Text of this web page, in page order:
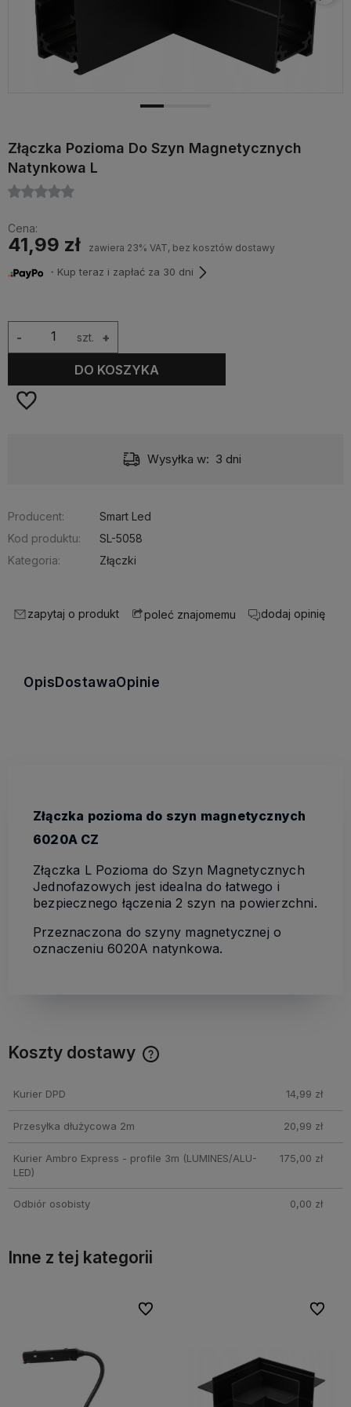
Złączka Pozioma Do Szyn Magnetycznych
Natynkowa L
Cena:
41,99 zł zawiera 23% VAT, bez kosztów dostawy
・Kup teraz i zapłać za 30 dni
szt. +
-
DO KOSZYKA
Wysyłka w: 3 dni
Producent:
Smart Led
Kod produktu:
SL-5058
Kategoria:
Złączki
zapytaj o produkt poleć znajomemu dodaj opinię
Opis DostawaOpinie
Złączka pozioma do szyn magnetycznych
6020A CZ
Złączka L Pozioma do Szyn Magnetycznych
Jednofazowych jest idealna do łatwego i
bezpiecznego łączenia 2 szyn na powierzchni.
Przeznaczona do szyny magnetycznej o
oznaczeniu 6020A natynkowa.
Koszty dostawy
Kurier DPD 14,99 zł
Przesyłka dłużycowa 2m 20,99 zł
Kurier Ambro Express - profile 3m (LUMINES/ALU-
LED)
175,00 zł
Odbiór osobisty 0,00 zł
Inne z tej kategorii
Do ulubionych
Do ulubionych Do
Do